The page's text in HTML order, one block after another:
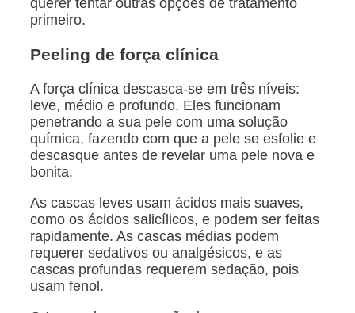
primeiro.
Peeling de força clínica
A força clínica descasca-se em três níveis:
leve, médio e profundo. Eles funcionam
penetrando a sua pele com uma solução
química, fazendo com que a pele se esfolie e
descasque antes de revelar uma pele nova e
bonita.
As cascas leves usam ácidos mais suaves,
como os ácidos salicílicos, e podem ser feitas
rapidamente. As cascas médias podem
requerer sedativos ou analgésicos, e as
cascas profundas requerem sedação, pois
usam fenol.